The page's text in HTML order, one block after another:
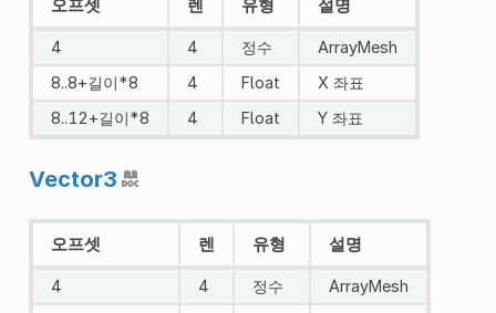
오프셋 렌 유형 설명
4 4 정수
ArrayMesh
8..8+길이*8
4 Float
X 좌표
8..12+길이*8
4 Float Y 좌표
Vector3
오프셋 렌 유형 설명
4 4 정수
ArrayMesh